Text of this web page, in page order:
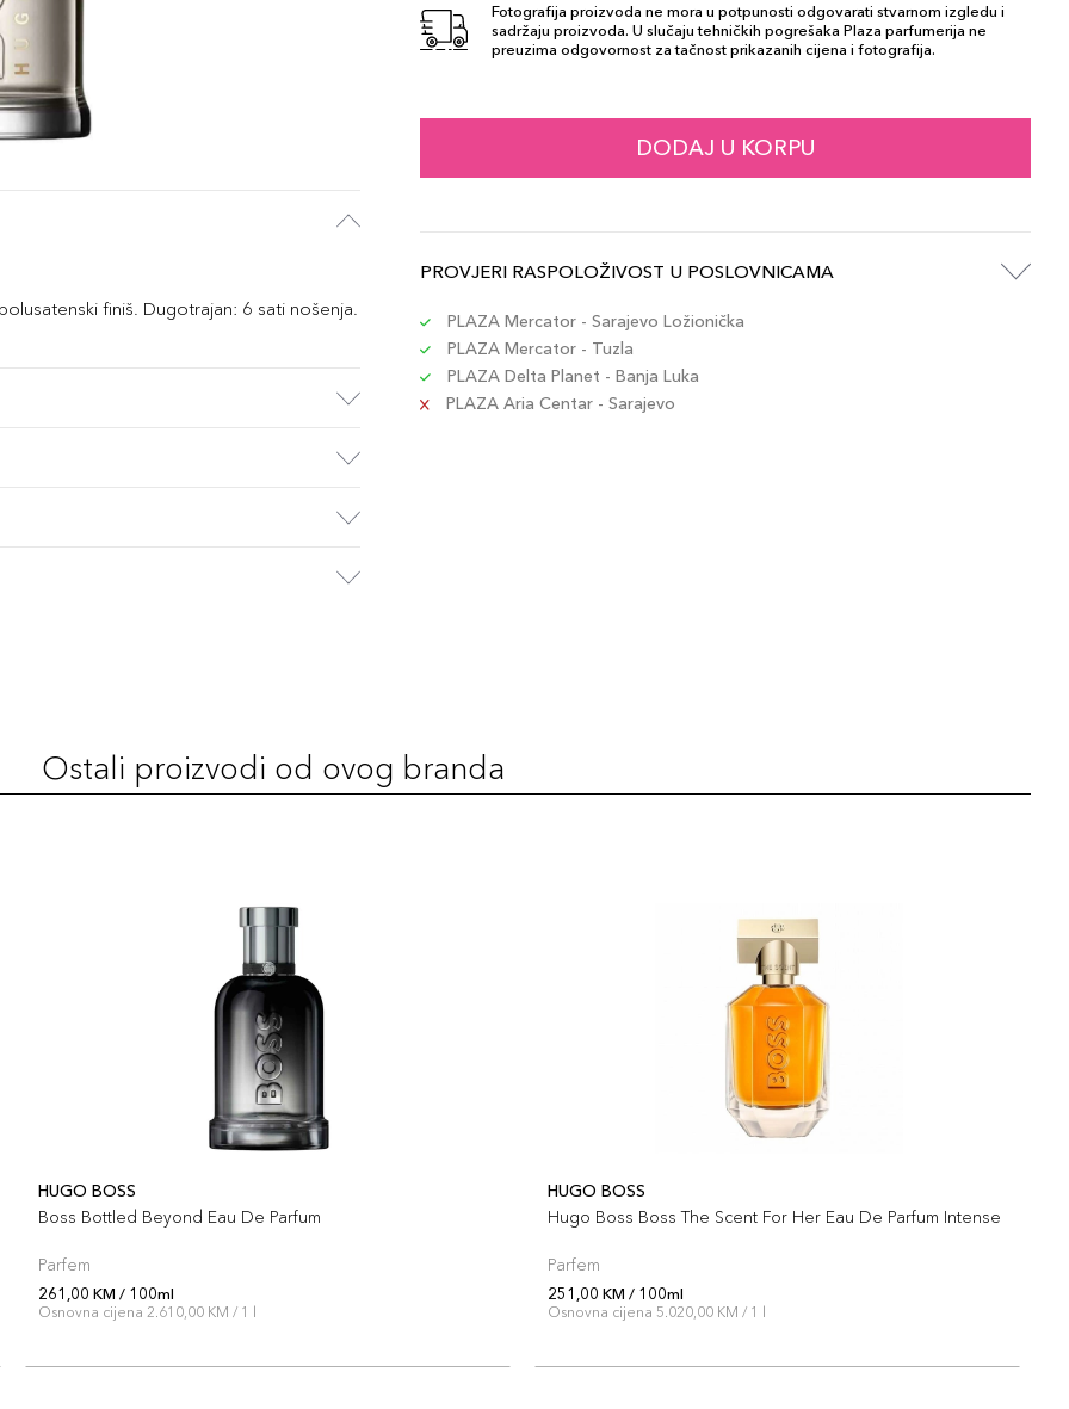
finiš. Dugotrajan: 6 sati nošenja.
Fotografija proizvoda ne mora u potpunosti odgovarati stvarnom izgledu i
sadržaju proizvoda. U slučaju tehničkih pogrešaka Plaza parfumerija ne
preuzima odgovornost za tačnost prikazanih cijena i fotografija.
DODAJ U KORPU
PROVJERI RASPOLOŽIVOST U POSLOVNICAMA
PLAZA Mercator - Sarajevo Ložionička
PLAZA Mercator - Tuzla
PLAZA Delta Planet - Banja Luka
PLAZA Aria Centar - Sarajevo
Ostali proizvodi od ovog branda
HUGO BOSS
Boss Bottled Beyond Eau De Parfum
Parfem
261,00 KM / 100ml
Osnovna cijena 2.610,00 KM / 1 l
HUGO BOSS
Hugo Boss Boss The Scent For Her Eau De Parfum Intense
Parfem
251,00 KM / 100ml
Osnovna cijena 5.020,00 KM / 1 l